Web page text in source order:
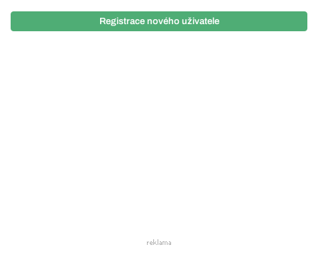
Registrace nového uživatele